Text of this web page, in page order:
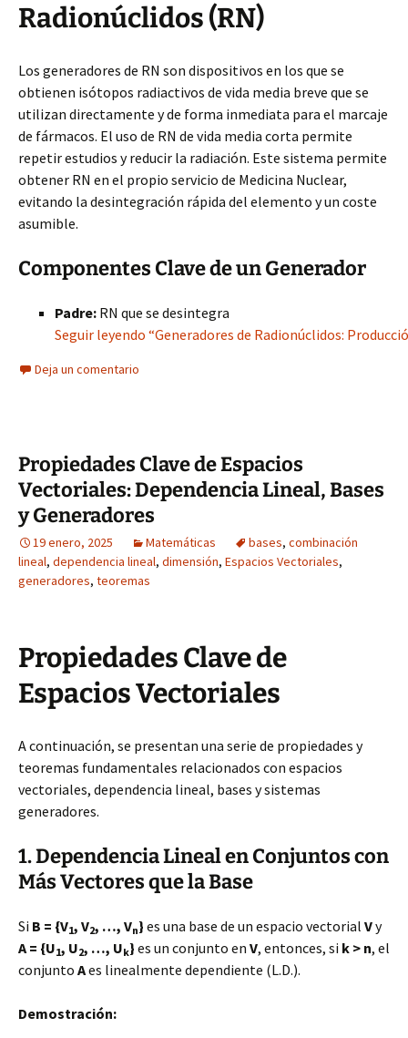
Radionúclidos (RN)
Los generadores de RN son dispositivos en los que se
obtienen isótopos radiactivos de vida media breve que se
utilizan directamente y de forma inmediata para el marcaje
de fármacos. El uso de RN de vida media corta permite
repetir estudios y reducir la radiación. Este sistema permite
obtener RN en el propio servicio de Medicina Nuclear,
evitando la desintegración rápida del elemento y un coste
asumible.
Componentes Clave de un Generador
Padre: RN que se desintegra
Seguir leyendo “Generadores de Radionúclidos:
Deja un comentario
Propiedades Clave de Espacios
Vectoriales: Dependencia Lineal, Bases
y Generadores
19 enero, 2025 Matemáticas bases, combinación
lineal, dependencia lineal, dimensión, Espacios Vectoriales,
generadores, teoremas
Propiedades Clave de
Espacios Vectoriales
A continuación, se presentan una serie de propiedades y
teoremas fundamentales relacionados con espacios
vectoriales, dependencia lineal, bases y sistemas
generadores.
1. Dependencia Lineal en Conjuntos con
Más Vectores que la Base
Si B = {V1, V2, …, Vn} es una base de un espacio vectorial Vy
A = {U1, U2, …, Uk} es un conjunto en V, entonces, si k > n, el
conjunto Aes linealmente dependiente (L.D.).
Demostración: